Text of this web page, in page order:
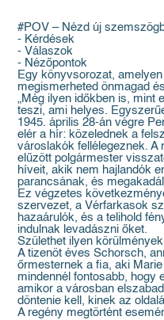
#POV – Nézd új
- Kérdések
- Válaszok
- Nézőpontok
Egy könyvsorozat,
megismerheted önmagad
„Még ilyen időkben is, mint
teszi, ami helyes.
1945. április 28-án végre
elér a hír: közelednek a
városlakók fellélegeznek. A
elűzött polgármester
híveit, akik nem hajlandók
parancsának, és
Ez végzetes
szervezet, a Vérfarkasok
hazaárulók, és a telihold
indulnak levadászni őket.
Születhet ilyen
A tizenöt éves Schorsch,
őrmesternek a fia, aki
mindennél fontosabb, hogy
amikor a városban
döntenie kell, kinek az
A regény megtörtént